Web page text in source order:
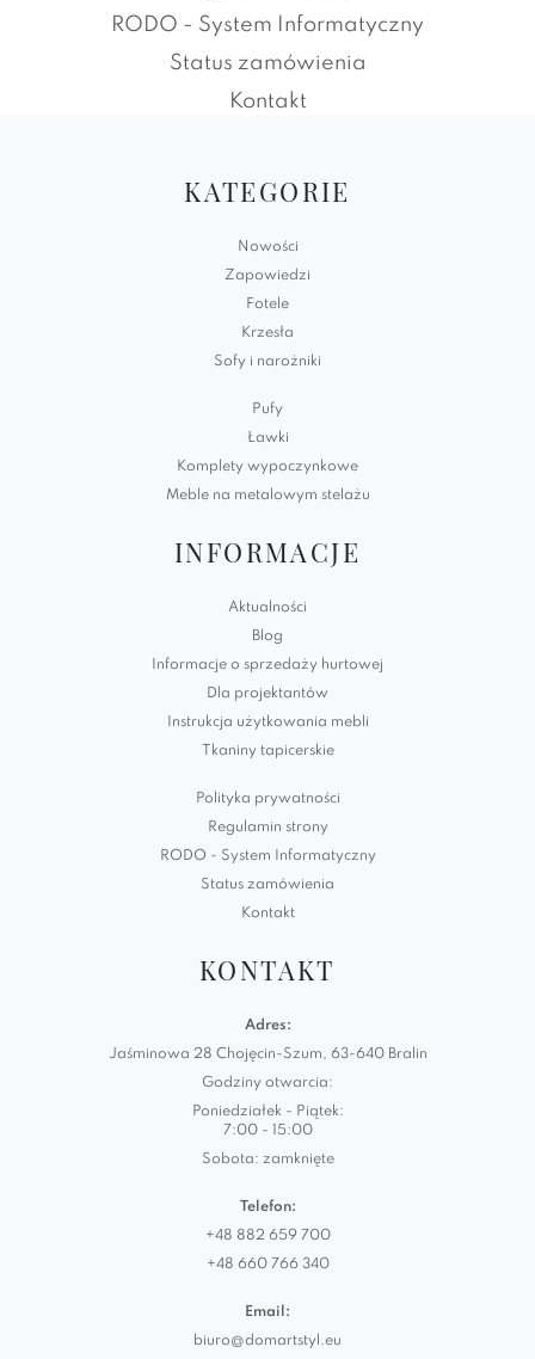
RODO - System Informatyczny
Status zamówienia
Kontakt
KATEGORIE
Nowości
Zapowiedzi
Fotele
Krzesła
Sofy i narożniki
Pufy
Ławki
Komplety wypoczynkowe
Meble na metalowym stelażu
INFORMACJE
Aktualności
Blog
Informacje o sprzedaży hurtowej
Dla projektantów
Instrukcja użytkowania mebli
Tkaniny tapicerskie
Polityka prywatności
Regulamin strony
RODO - System Informatyczny
Status zamówienia
Kontakt
KONTAKT
Adres:
Jaśminowa 28 Chojęcin-Szum, 63-640 Bralin
Godziny otwarcia:
Poniedziałek - Piątek:
7:00 - 15:00
Sobota: zamknięte
Telefon:
+48 882 659 700
+48 660 766 340
Email:
biuro@domartstyl.eu